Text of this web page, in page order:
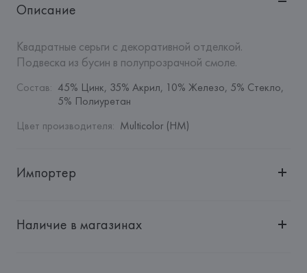
Описание
Квадратные серьги с декоративной отделкой.
Подвеска из бусин в полупрозрачной смоле.
Состав: 45% Цинк, 35% Акрил, 10% Железо, 5% Стекло,
5% Полиуретан
Цвет производителя: Multicolor (HM)
Импортер
"БелВиринея"
Наличие в магазинах